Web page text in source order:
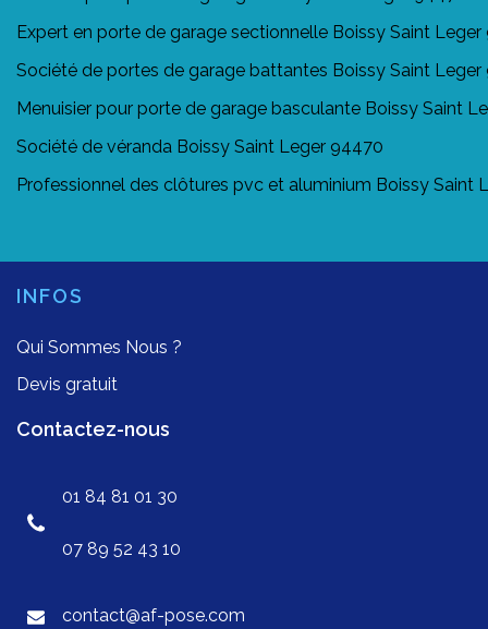
Expert en porte de garage sectionnelle Boissy Saint
Société de portes de garage battantes Boissy Saint Leger
Menuisier pour porte de garage basculante Boissy Saint
Société de véranda Boissy Saint Leger 94470
Professionnel des clôtures pvc et aluminium Boissy Saint
INFOS
Qui Sommes Nous ?
Devis gratuit
Contactez-nous
01 84 81 01 30
07 89 52 43 10
contact@af-pose.com